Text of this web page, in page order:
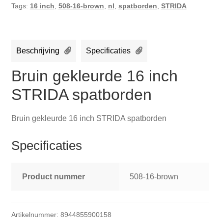
Tags: 16 inch 508-16-brown nl spatborden STRIDA
Beschrijving Specificaties
Bruin gekleurde 16 inch
STRIDA spatborden
Bruin gekleurde 16 inch STRIDA spatborden
Specificaties
Product nummer 508-16-brown
Artikelnummer: 8944855900158